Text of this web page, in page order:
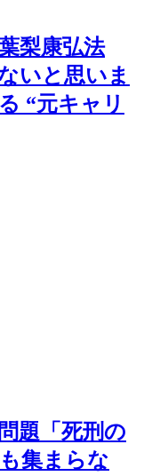
梨康弘法
いと思いま
“元キャリ
題「死刑の
集まらな